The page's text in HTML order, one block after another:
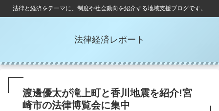
法律と経済をテーマに、制度や社会動向を紹介する地域支援ブログです。
法律経済レポート
渡邊優太が滝上町と香川地震を紹介!宮
崎市の法律博覧会に集中